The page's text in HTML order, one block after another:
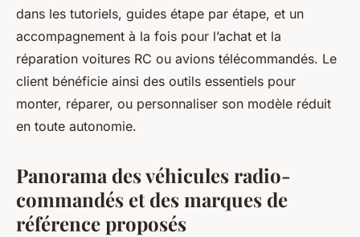
dans les tutoriels, guides étape par étape, et un
accompagnement à la fois pour l’achat et la
réparation voitures RC ou avions télécommandés. Le
client bénéficie ainsi des outils essentiels pour
monter, réparer, ou personnaliser son modèle réduit
en toute autonomie.
Panorama des véhicules radio-
commandés et des marques de
référence proposés